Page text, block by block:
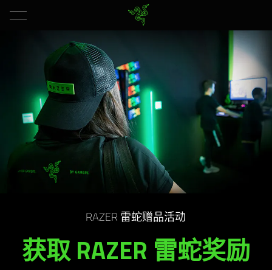
RAZER 雷蛇赠品活动
获取 RAZER 雷蛇奖励